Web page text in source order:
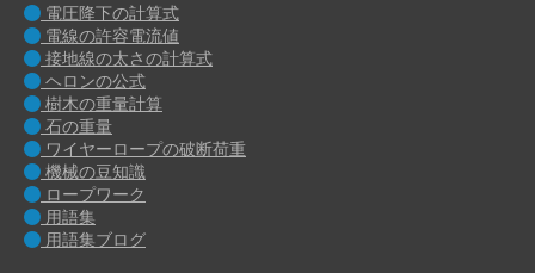
電圧降下の計算式
電線の許容電流値
接地線の太さの計算式
ヘロンの公式
樹木の重量計算
石の重量
ワイヤーロープの破断荷重
機械の豆知識
ロープワーク
用語集
用語集ブログ